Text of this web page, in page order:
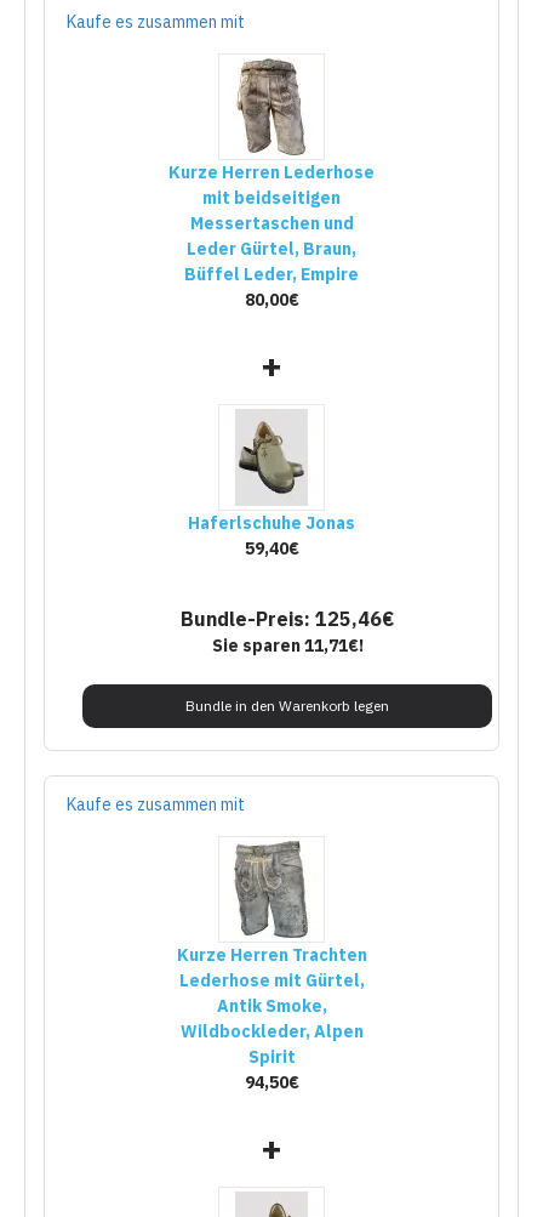
Kaufe es zusammen mit
Kurze Herren Lederhose
mit beidseitigen
Messertaschen und
Leder Gürtel, Braun,
Büffel Leder, Empire
80,00€
+
Haferlschuhe Jonas
59,40€
Bundle-Preis: 125,46€
Sie sparen 11,71€!
Bundle in den Warenkorb legen
Kaufe es zusammen mit
Kurze Herren Trachten
Lederhose mit Gürtel,
Antik Smoke,
Wildbockleder, Alpen
Spirit
94,50€
+